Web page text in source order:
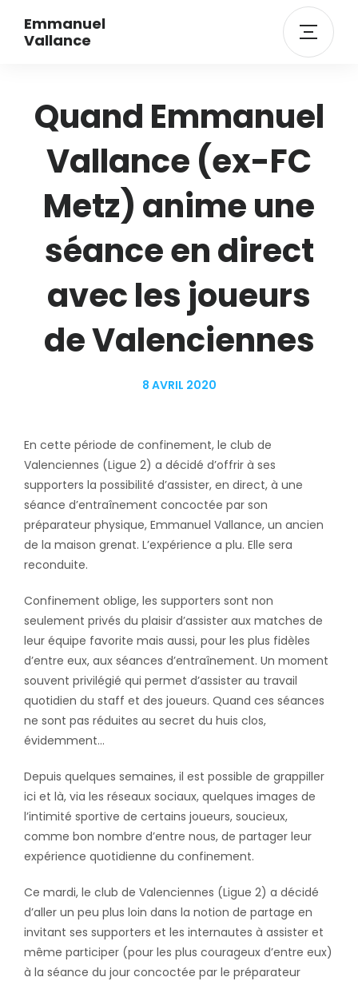
Emmanuel
Vallance
Quand Emmanuel
Vallance (ex-FC
Metz) anime une
séance en direct
avec les joueurs
de Valenciennes
8 AVRIL 2020
En cette période de confinement, le club de
Valenciennes (Ligue 2) a décidé d’offrir à ses
supporters la possibilité d’assister, en direct, à une
séance d’entraînement concoctée par son
préparateur physique, Emmanuel Vallance, un ancien
de la maison grenat. L’expérience a plu. Elle sera
reconduite.
Confinement oblige, les supporters sont non
seulement privés du plaisir d’assister aux matches de
leur équipe favorite mais aussi, pour les plus fidèles
d’entre eux, aux séances d’entraînement. Un moment
souvent privilégié qui permet d’assister au travail
quotidien du staff et des joueurs. Quand ces séances
ne sont pas réduites au secret du huis clos,
évidemment…
Depuis quelques semaines, il est possible de grappiller
ici et là, via les réseaux sociaux, quelques images de
l’intimité sportive de certains joueurs, soucieux,
comme bon nombre d’entre nous, de partager leur
expérience quotidienne du confinement.
Ce mardi, le club de Valenciennes (Ligue 2) a décidé
d’aller un peu plus loin dans la notion de partage en
invitant ses supporters et les internautes à assister et
même participer (pour les plus courageux d’entre eux)
à la séance du jour concoctée par le préparateur